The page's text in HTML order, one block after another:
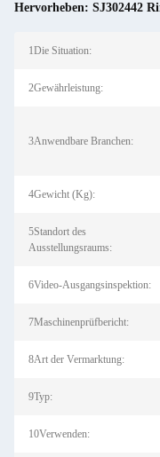
Hervorheben: SJ302442
1Die Situation:
2Gewährleistung:
3Anwendbare Branchen:
4Gewicht (Kg):
5Standort des
Ausstellungsraums:
6Video-Ausgangsinspektion:
7Maschinenprüfbericht:
8Art der Vermarktung:
9Typ:
10Verwenden: